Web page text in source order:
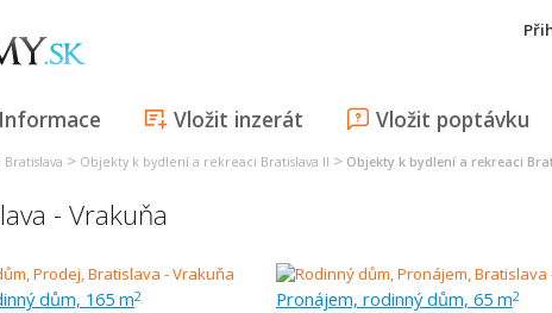
Informace Vložit inzerát Vložit poptávku
> Objekty k bydlení a rekreaci Bratislava II > Objekty k bydlení a rekreaci
- Vrakuňa
dům, 165 m2 Pronájem, rodinný dům, 65 m2